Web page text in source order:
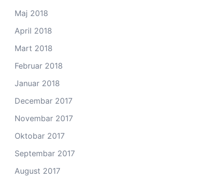
Maj 2018
April 2018
Mart 2018
Februar 2018
Januar 2018
Decembar 2017
Novembar 2017
Oktobar 2017
Septembar 2017
August 2017